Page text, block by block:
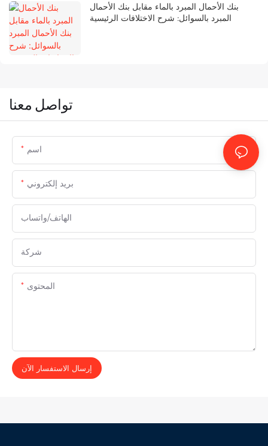
بنك الأحمال المبرد بالماء مقابل بنك الأحمال
المبرد بالسوائل: شرح الاختلافات الرئيسية
تواصل معنا
اسم
بريد إلكتروني
الهاتف/واتساب
شركة
المحتوى
إرسال الاستفسار الآن